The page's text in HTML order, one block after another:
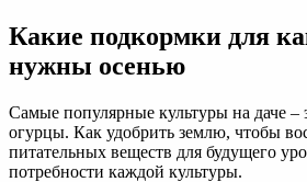
Какие подкормки для
нужны осенью
Самые популярные культуры на даче –
огурцы. Как удобрить землю, чтобы
питательных веществ для будущего
потребности каждой культуры.